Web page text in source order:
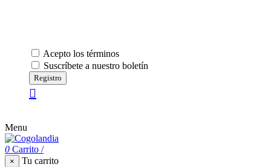
Acepto los términos
Suscríbete a nuestro boletín
Registro
Menu
0 Carrito /
×
Tu carrito